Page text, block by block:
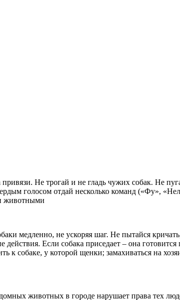
Не трогай и не гладь чужих собак. Не
голосом отдай несколько команд («Фу»,
животными
медленно, не ускоряя шаг. Не пытайся
действия. Если собака приседает – она
к собаке, у которой щенки; замахиваться на
животных в городе нарушает права тех